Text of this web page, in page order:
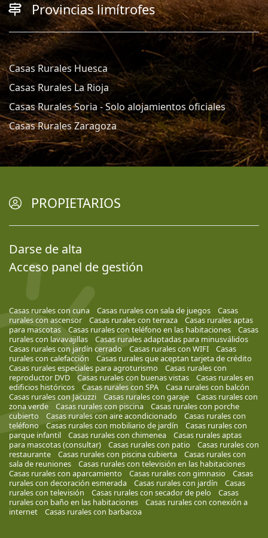
Provincias limítrofes
Casas Rurales Huesca
Casas Rurales La Rioja
Casas Rurales Soria - Solo alojamientos oficiales
Casas Rurales Zaragoza
PROPIETARIOS
Darse de alta
Acceso panel de gestión
Casas rurales con cuna Casas rurales con sala de juegos
Casas
rurales con ascensor
Casas rurales con terraza
Casas rurales aptas
para mascotas
Casas rurales con teléfono en las habitaciones
Casas
rurales con lavavajillas
Casas rurales adaptadas para minusválidos
Casas rurales con jardín cerrado
Casas rurales con WIFI
Casas
rurales con calefacción
Casas rurales que aceptan tarjeta de crédito
Casas rurales especiales para agroturismo
Casas rurales con
reproductor DVD
Casas rurales con buenas vistas
Casas rurales en
edificios históricos
Casas rurales con SPA
Casa rurales con balcón
Casas rurales con Jacuzzi
Casas rurales con garaje
Casas rurales con
zona verde
Casas rurales con piscina
Casas rurales con porche
cubierto
Casas rurales con aire acondicionado
Casas rurales con
teléfono
Casas rurales con mobiliario de jardín
Casas rurales con
parque infantil
Casas rurales con chimenea
Casas rurales aptas
para mascotas (consultar)
Casas rurales con patio
Casas rurales con
restaurante
Casas rurales con piscina cubierta
Casas rurales con
sala de reuniones
Casas rurales con televisión en las habitaciones
Casas rurales con aparcamiento
Casas rurales con gimnasio
Casas
rurales con decoración esmerada
Casas rurales con jardín
Casas
rurales con televisión
Casas rurales con secador de pelo
Casas
rurales con baño en las habitaciones
Casas rurales con conexión a
internet
Casas rurales con barbacoa